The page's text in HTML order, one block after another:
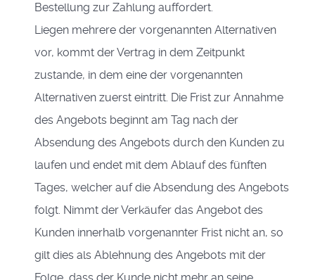
Bestellung zur Zahlung auffordert.
Liegen mehrere der vorgenannten Alternativen
vor, kommt der Vertrag in dem Zeitpunkt
zustande, in dem eine der vorgenannten
Alternativen zuerst eintritt. Die Frist zur Annahme
des Angebots beginnt am Tag nach der
Absendung des Angebots durch den Kunden zu
laufen und endet mit dem Ablauf des fünften
Tages, welcher auf die Absendung des Angebots
folgt. Nimmt der Verkäufer das Angebot des
Kunden innerhalb vorgenannter Frist nicht an, so
gilt dies als Ablehnung des Angebots mit der